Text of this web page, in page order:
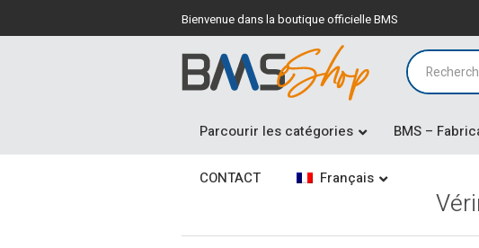
Bienvenue dans la boutique officielle BMS
Parcourir les catégories BMS –
CONTACT Français